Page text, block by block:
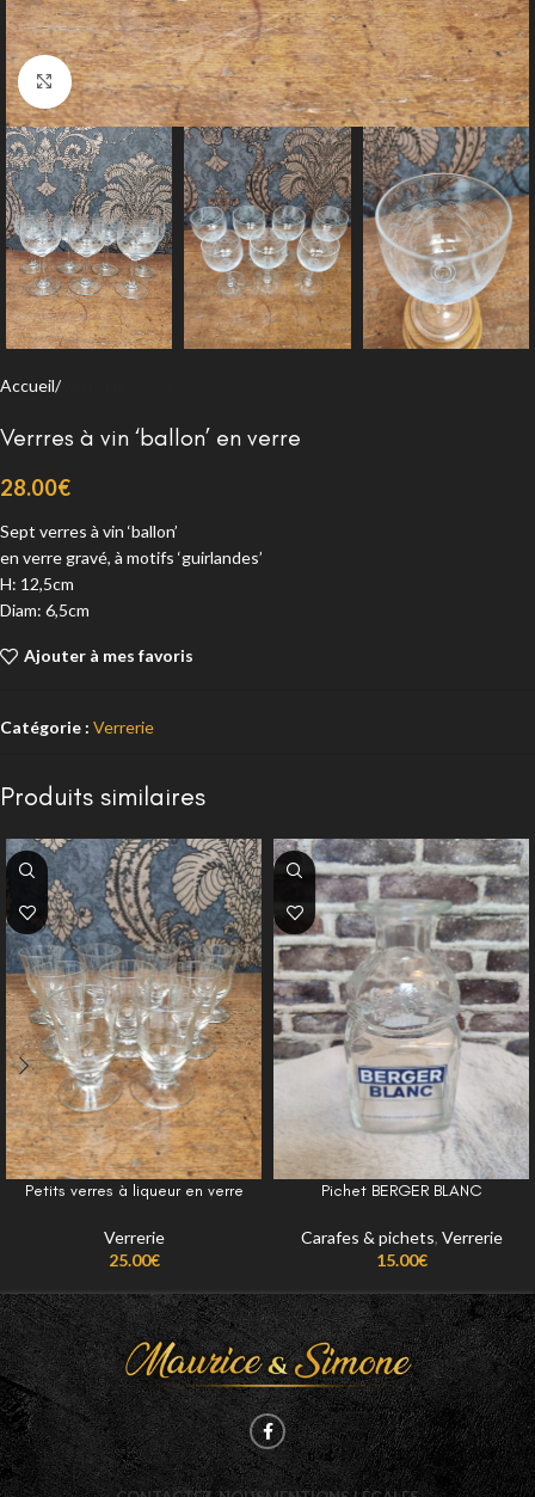
Agrandir
Accueil
Verrres à vin ‘ballon’ en verre
28.00€
Sept verres à vin ‘ballon’
en verre gravé, à motifs ‘guirlandes’
H: 12,5cm
Diam: 6,5cm
Ajouter à mes favoris
Catégorie : Verrerie
Produits similaires
Petits verres à liqueur en verre
Verrerie
25.00€
Pichet BERGER BLANC
Carafes & pichets, Verrerie
15.00€